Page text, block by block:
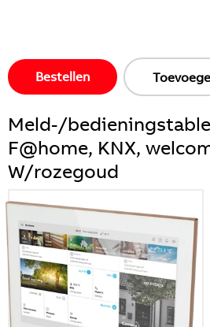
Bestellen
Meld-/
F@home, KNX,
W/rozegoud